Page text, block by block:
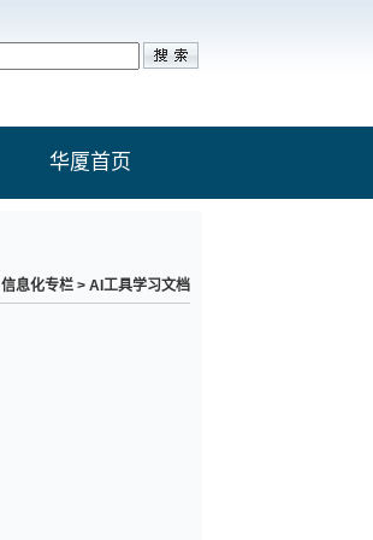
华厦首页
信息化专栏 > AI工具学习文档